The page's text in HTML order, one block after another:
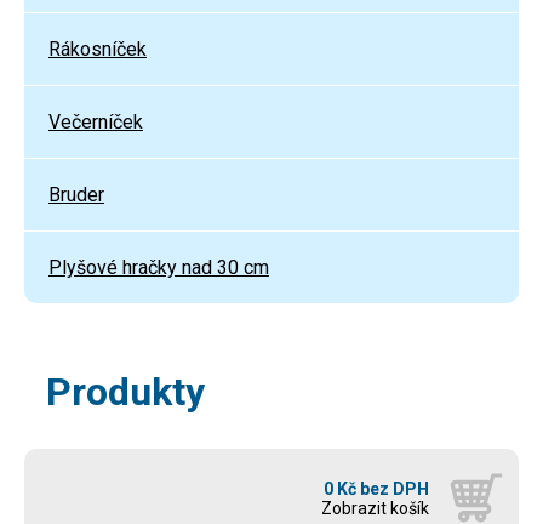
Rákosníček
Večerníček
Bruder
Plyšové hračky nad 30 cm
Produkty
0 Kč bez DPH
Zobrazit košík